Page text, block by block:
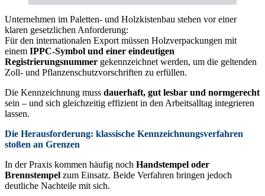
Unternehmen im Paletten- und Holzkistenbau stehen vor einer
klaren gesetzlichen Anforderung:
Für den internationalen Export müssen Holzverpackungen mit
einem IPPC-Symbol und einer eindeutigen
Registrierungsnummer gekennzeichnet werden, um die geltenden
Zoll- und Pflanzenschutzvorschriften zu erfüllen.
Die Kennzeichnung muss dauerhaft, gut lesbar und normgerecht
sein – und sich gleichzeitig effizient in den Arbeitsalltag integrieren
lassen.
Die Herausforderung: klassische Kennzeichnungsverfahren
stoßen an Grenzen
In der Praxis kommen häufig noch Handstempel oder
Brennstempel zum Einsatz. Beide Verfahren bringen jedoch
deutliche Nachteile mit sich.